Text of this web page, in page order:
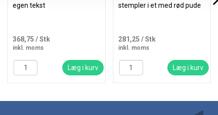
egen tekst
368,75 / Stk
inkl. moms
Læg i kurv
stempler i et med rød pude
281,25 / Stk
inkl. moms
Læg i kurv